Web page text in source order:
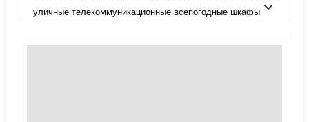
уличные телекоммуникационные всепогодные шкафы